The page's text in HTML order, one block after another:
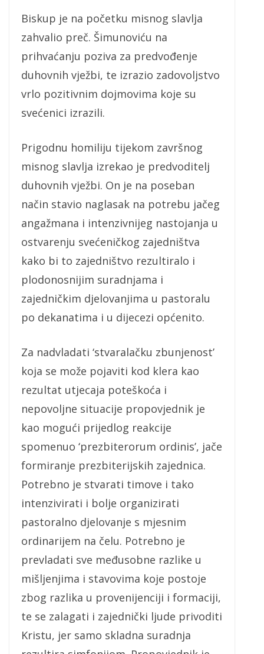
Biskup je na početku misnog slavlja
zahvalio preč. Šimunoviću na
prihvaćanju poziva za predvođenje
duhovnih vježbi, te izrazio zadovoljstvo
vrlo pozitivnim dojmovima koje su
svećenici izrazili.
Prigodnu homiliju tijekom završnog
misnog slavlja izrekao je predvoditelj
duhovnih vježbi. On je na poseban
način stavio naglasak na potrebu jačeg
angažmana i intenzivnijeg nastojanja u
ostvarenju svećeničkog zajedništva
kako bi to zajedništvo rezultiralo i
plodonosnijim suradnjama i
zajedničkim djelovanjima u pastoralu
po dekanatima i u dijecezi općenito.
Za nadvladati ‘stvaralačku zbunjenost’
koja se može pojaviti kod klera kao
rezultat utjecaja poteškoća i
nepovoljne situacije propovjednik je
kao mogući prijedlog reakcije
spomenuo ‘prezbiterorum ordinis’, jače
formiranje prezbiterijskih zajednica.
Potrebno je stvarati timove i tako
intenzivirati i bolje organizirati
pastoralno djelovanje s mjesnim
ordinarijem na čelu. Potrebno je
prevladati sve međusobne razlike u
mišljenjima i stavovima koje postoje
zbog razlika u provenijenciji i formaciji,
te se zalagati i zajednički ljude privoditi
Kristu, jer samo skladna suradnja